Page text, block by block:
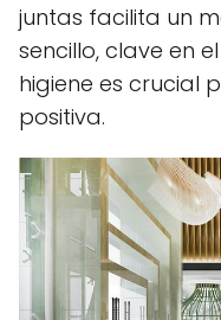
juntas facilita un
sencillo, clave en
higiene es crucial
positiva.